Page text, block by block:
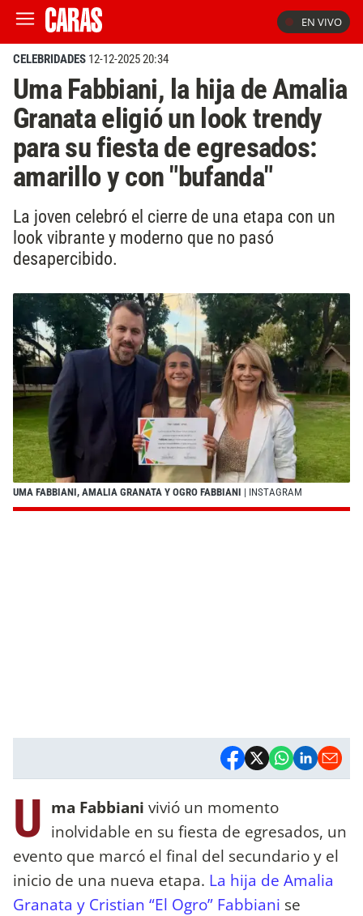
EN VIVO
CELEBRIDADES 12-12-2025 20:34
Uma Fabbiani, la hija de Amalia
Granata eligió un look trendy
para su fiesta de egresados:
amarillo y con "bufanda"
La joven celebró el cierre de una etapa con un
look vibrante y moderno que no pasó
desapercibido.
UMA FABBIANI, AMALIA GRANATA Y OGRO FABBIANI | INSTAGRAM
U ma Fabbiani vivió un momento
inolvidable en su fiesta de egresados, un
evento que marcó el final del secundario y el
inicio de una nueva etapa. La hija de Amalia
Granata y Cristian “El Ogro” Fabbiani se